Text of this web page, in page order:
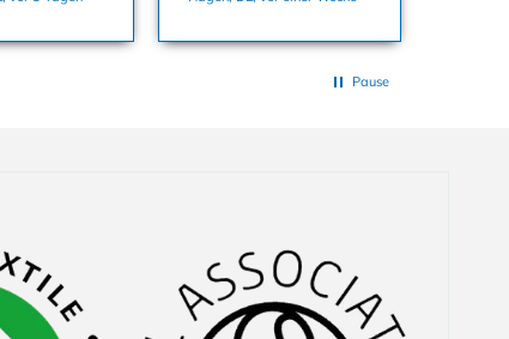
in der
Auf der anderen Seite
geärgert dass ich
Sachen kaufen konnte
weswegen ich mich
überhaupt für den Kauf
entschieden hatte. Der
Kundenservice hat mir
Pause